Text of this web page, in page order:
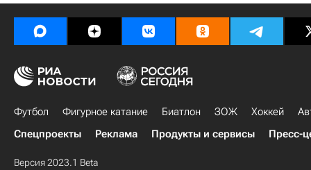
Футбол Фигурное катание Биатлон ЗОЖ Хоккей
Спецпроекты
Реклама Продукты и сервисы Пресс-
Версия 2023.1 Beta